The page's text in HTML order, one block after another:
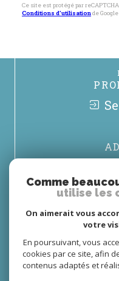
Ce site est protégé par
Conditions d'utilisationde
Comme
utilise les
On aimerait vous
votre
En poursuivant, vous
cookies par ce site, afin
contenus adaptés et